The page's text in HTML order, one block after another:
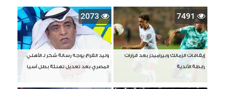
7491
إيقافات الزمالك وبيراميدز بعد قرارات
رابطة الأندية
2073
وليد الفراج يوجه رسالة شكر لـ الأهلي
المصري بعد تعديل تهنئة بطل آسيا